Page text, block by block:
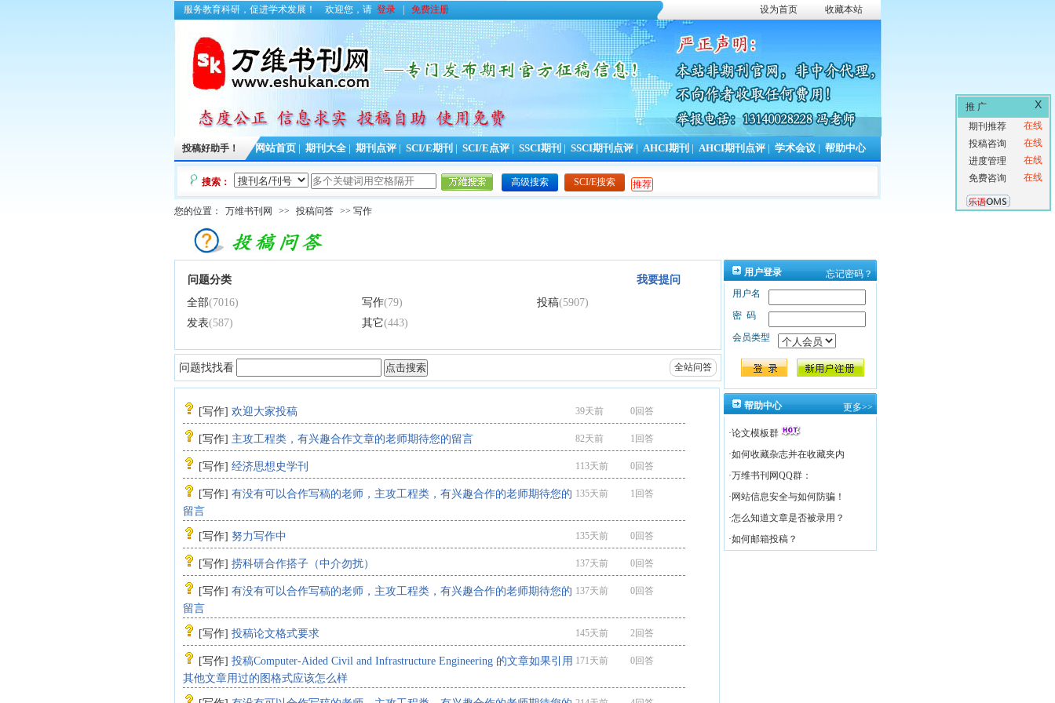
服务教育科研，促进学术发展！ 欢迎您，请 登录 免费注册 设为首页 收藏本站
投稿好助手！ 网站首页 期刊大全 期刊点评 SCI/E期刊 SCI/E点评 SSCI期刊 SSCI期刊点评 AHCI期刊 AHCI期刊点评 学术会议 帮助中心
搜索： 高级搜索 SCI/E搜索 推荐
您的位置： 万维书刊网 >> 投稿问答 >> 写作
问题分类
我要提问
全部(7016) 写作(79) 投稿(5907)
发表(587) 其它(443)
问题找找看 全站问答
[写作] 欢迎大家投稿 0回答
39天前
[写作] 主攻工程类，有兴趣合作文章的老师期待您的留言 1回答
82天前
[写作] 经济思想史学刊 0回答
113天前
[写作] 有没有可以合作写稿的老师，主攻工程类，有兴趣合作的老师期待您的
留言
1回答
135天前
[写作] 努力写作中 0回答
135天前
[写作] 捞科研合作搭子（中介勿扰） 0回答
137天前
[写作] 有没有可以合作写稿的老师，主攻工程类，有兴趣合作的老师期待您的
留言
0回答
137天前
[写作] 投稿论文格式要求 2回答
145天前
[写作] 投稿Computer-Aided Civil and Infrastructure Engineering 的文章如果引用
其他文章用过的图格式应该怎么样
0回答
171天前
用户登录
忘记密码？
用户名
密码
会员类型
帮助中心 更多>>
·论文模板群
·如何收藏杂志并在收藏夹内
·万维书刊网QQ群：
· 网站信息安全与如何防骗！
·怎么知道文章是否被录用？
·如何邮箱投稿？
X
推 广
在线
期刊推荐
在线
投稿咨询
在线
进度管理
在线
免费咨询